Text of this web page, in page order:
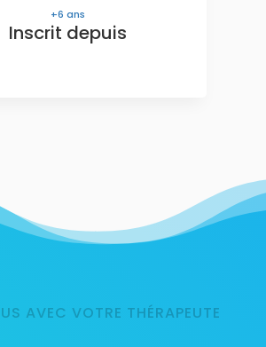
6 ans
Inscrit depuis
AVEC VOTRE THÉRAPEUTE